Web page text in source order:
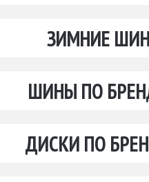
ЗИМНИЕ
ШИНЫ ПО
ДИСКИ ПО